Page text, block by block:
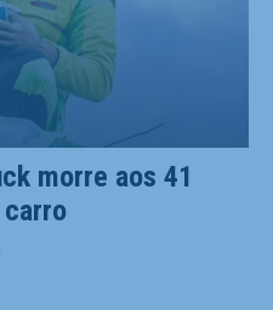
morre aos 41